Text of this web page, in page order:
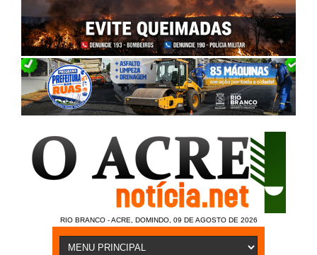
RIO BRANCO - ACRE, DOMINDO, 09 DE AGOSTO DE 2026